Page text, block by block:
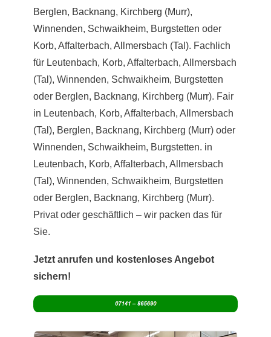
Berglen, Backnang, Kirchberg (Murr),
Winnenden, Schwaikheim, Burgstetten oder
Korb, Affalterbach, Allmersbach (Tal). Fachlich
für Leutenbach, Korb, Affalterbach, Allmersbach
(Tal), Winnenden, Schwaikheim, Burgstetten
oder Berglen, Backnang, Kirchberg (Murr). Fair
in Leutenbach, Korb, Affalterbach, Allmersbach
(Tal), Berglen, Backnang, Kirchberg (Murr) oder
Winnenden, Schwaikheim, Burgstetten. in
Leutenbach, Korb, Affalterbach, Allmersbach
(Tal), Winnenden, Schwaikheim, Burgstetten
oder Berglen, Backnang, Kirchberg (Murr).
Privat oder geschäftlich – wir packen das für
Sie.
Jetzt anrufen und kostenloses Angebot
sichern!